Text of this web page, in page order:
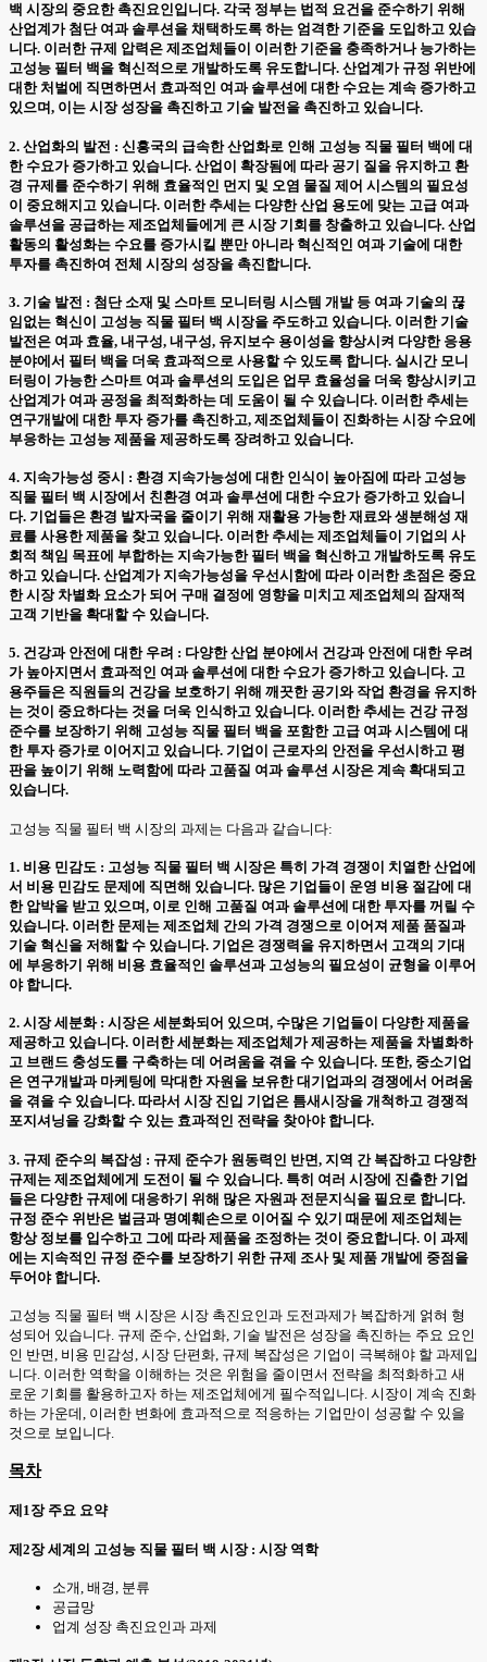
백 시장의 중요한 촉진요인입니다. 각국 정부는 법적 요건을 준수하기 위해
산업계가 첨단 여과 솔루션을 채택하도록 하는 엄격한 기준을 도입하고 있습
니다. 이러한 규제 압력은 제조업체들이 이러한 기준을 충족하거나 능가하는
고성능 필터 백을 혁신적으로 개발하도록 유도합니다. 산업계가 규정 위반에
대한 처벌에 직면하면서 효과적인 여과 솔루션에 대한 수요는 계속 증가하고
있으며, 이는 시장 성장을 촉진하고 기술 발전을 촉진하고 있습니다.
2. 산업화의 발전 : 신흥국의 급속한 산업화로 인해 고성능 직물 필터 백에 대
한 수요가 증가하고 있습니다. 산업이 확장됨에 따라 공기 질을 유지하고 환
경 규제를 준수하기 위해 효율적인 먼지 및 오염 물질 제어 시스템의 필요성
이 중요해지고 있습니다. 이러한 추세는 다양한 산업 용도에 맞는 고급 여과
솔루션을 공급하는 제조업체들에게 큰 시장 기회를 창출하고 있습니다. 산업
활동의 활성화는 수요를 증가시킬 뿐만 아니라 혁신적인 여과 기술에 대한
투자를 촉진하여 전체 시장의 성장을 촉진합니다.
3. 기술 발전 : 첨단 소재 및 스마트 모니터링 시스템 개발 등 여과 기술의 끊
임없는 혁신이 고성능 직물 필터 백 시장을 주도하고 있습니다. 이러한 기술
발전은 여과 효율, 내구성, 내구성, 유지보수 용이성을 향상시켜 다양한 응용
분야에서 필터 백을 더욱 효과적으로 사용할 수 있도록 합니다. 실시간 모니
터링이 가능한 스마트 여과 솔루션의 도입은 업무 효율성을 더욱 향상시키고
산업계가 여과 공정을 최적화하는 데 도움이 될 수 있습니다. 이러한 추세는
연구개발에 대한 투자 증가를 촉진하고, 제조업체들이 진화하는 시장 수요에
부응하는 고성능 제품을 제공하도록 장려하고 있습니다.
4. 지속가능성 중시 : 환경 지속가능성에 대한 인식이 높아짐에 따라 고성능
직물 필터 백 시장에서 친환경 여과 솔루션에 대한 수요가 증가하고 있습니
다. 기업들은 환경 발자국을 줄이기 위해 재활용 가능한 재료와 생분해성 재
료를 사용한 제품을 찾고 있습니다. 이러한 추세는 제조업체들이 기업의 사
회적 책임 목표에 부합하는 지속가능한 필터 백을 혁신하고 개발하도록 유도
하고 있습니다. 산업계가 지속가능성을 우선시함에 따라 이러한 초점은 중요
한 시장 차별화 요소가 되어 구매 결정에 영향을 미치고 제조업체의 잠재적
고객 기반을 확대할 수 있습니다.
5. 건강과 안전에 대한 우려 : 다양한 산업 분야에서 건강과 안전에 대한 우려
가 높아지면서 효과적인 여과 솔루션에 대한 수요가 증가하고 있습니다. 고
용주들은 직원들의 건강을 보호하기 위해 깨끗한 공기와 작업 환경을 유지하
는 것이 중요하다는 것을 더욱 인식하고 있습니다. 이러한 추세는 건강 규정
준수를 보장하기 위해 고성능 직물 필터 백을 포함한 고급 여과 시스템에 대
한 투자 증가로 이어지고 있습니다. 기업이 근로자의 안전을 우선시하고 평
판을 높이기 위해 노력함에 따라 고품질 여과 솔루션 시장은 계속 확대되고
있습니다.
고성능 직물 필터 백 시장의 과제는 다음과 같습니다:
1. 비용 민감도 : 고성능 직물 필터 백 시장은 특히 가격 경쟁이 치열한 산업에
서 비용 민감도 문제에 직면해 있습니다. 많은 기업들이 운영 비용 절감에 대
한 압박을 받고 있으며, 이로 인해 고품질 여과 솔루션에 대한 투자를 꺼릴 수
있습니다. 이러한 문제는 제조업체 간의 가격 경쟁으로 이어져 제품 품질과
기술 혁신을 저해할 수 있습니다. 기업은 경쟁력을 유지하면서 고객의 기대
에 부응하기 위해 비용 효율적인 솔루션과 고성능의 필요성이 균형을 이루어
야 합니다.
2. 시장 세분화 : 시장은 세분화되어 있으며, 수많은 기업들이 다양한 제품을
제공하고 있습니다. 이러한 세분화는 제조업체가 제공하는 제품을 차별화하
고 브랜드 충성도를 구축하는 데 어려움을 겪을 수 있습니다. 또한, 중소기업
은 연구개발과 마케팅에 막대한 자원을 보유한 대기업과의 경쟁에서 어려움
을 겪을 수 있습니다. 따라서 시장 진입 기업은 틈새시장을 개척하고 경쟁적
포지셔닝을 강화할 수 있는 효과적인 전략을 찾아야 합니다.
3. 규제 준수의 복잡성 : 규제 준수가 원동력인 반면, 지역 간 복잡하고 다양한
규제는 제조업체에게 도전이 될 수 있습니다. 특히 여러 시장에 진출한 기업
들은 다양한 규제에 대응하기 위해 많은 자원과 전문지식을 필요로 합니다.
규정 준수 위반은 벌금과 명예훼손으로 이어질 수 있기 때문에 제조업체는
항상 정보를 입수하고 그에 따라 제품을 조정하는 것이 중요합니다. 이 과제
에는 지속적인 규정 준수를 보장하기 위한 규제 조사 및 제품 개발에 중점을
두어야 합니다.
고성능 직물 필터 백 시장은 시장 촉진요인과 도전과제가 복잡하게 얽혀 형
성되어 있습니다. 규제 준수, 산업화, 기술 발전은 성장을 촉진하는 주요 요인
인 반면, 비용 민감성, 시장 단편화, 규제 복잡성은 기업이 극복해야 할 과제입
니다. 이러한 역학을 이해하는 것은 위험을 줄이면서 전략을 최적화하고 새
로운 기회를 활용하고자 하는 제조업체에게 필수적입니다. 시장이 계속 진화
하는 가운데, 이러한 변화에 효과적으로 적응하는 기업만이 성공할 수 있을
것으로 보입니다.
목차
제1장 주요 요약
제2장 세계의 고성능 직물 필터 백 시장 : 시장 역학
소개, 배경, 분류
공급망
업계 성장 촉진요인과 과제